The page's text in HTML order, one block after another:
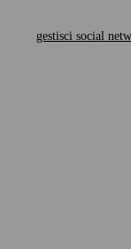
gestisci social